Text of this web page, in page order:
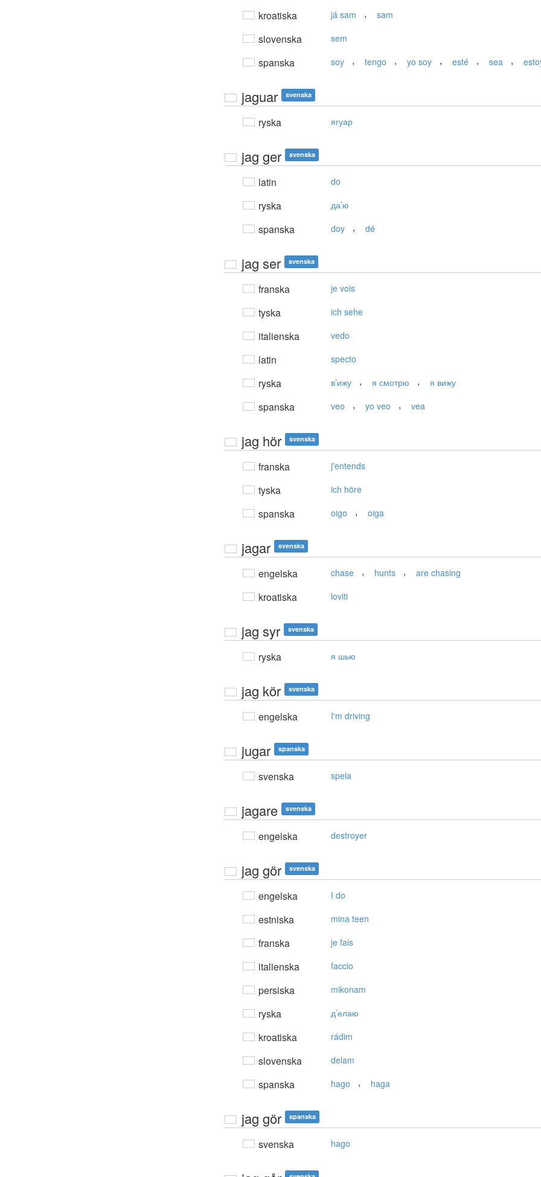
kroatiska já sam , sam
slovenska sem
spanska soy , tengo , yo soy , esté , sea ,
jaguar svenska
ryska ягуар
jag ger svenska
latin do
ryska да’ю
spanska doy , dé
jag ser svenska
franska je vois
tyska ich sehe
italienska vedo
latin specto
ryska в’ижу , я смотрю , я вижу
spanska veo , yo veo , vea
jag hör svenska
franska j'entends
tyska ich höre
spanska oigo , oiga
jagar svenska
engelska chase , hunts , are chasing
kroatiska loviti
jag syr svenska
ryska я шью
jag kör svenska
engelska I'm driving
jugar spanska
svenska spela
jagare svenska
engelska destroyer
jag gör svenska
engelska I do
estniska mina teen
franska je fais
italienska faccio
persiska mikonam
ryska д’елаю
kroatiska rádim
slovenska delam
spanska hago , haga
jag gör spanska
svenska hago